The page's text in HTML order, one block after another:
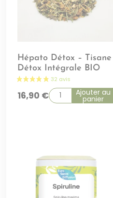
Hépato Détox – Tisane
Détox Intégrale BIO
16,90 € Ajouter au
panier